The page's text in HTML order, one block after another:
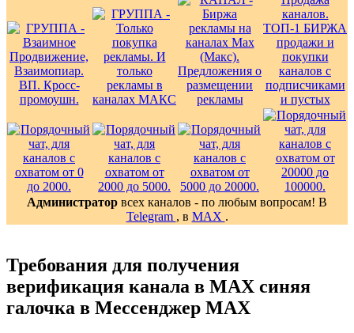
Администратор всех каналов - по любым вопросам! В
Telegram , в MAX .
Требования для получения
верификация канала в MAX синяя
галочка в Мессенджер MAX